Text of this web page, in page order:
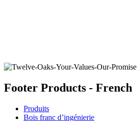
Footer Products - French
Produits
Bois franc d’ingénierie